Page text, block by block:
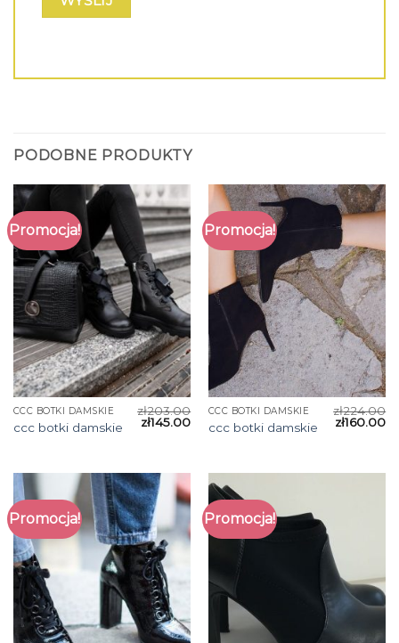
PODOBNE PRODUKTY
Promocja!
CCC BOTKI DAMSKIE
ccc botki damskie
zł203.00
zł145.00
Promocja!
CCC BOTKI DAMSKIE
ccc botki damskie
zł224.00
zł160.00
Promocja! Promocja!